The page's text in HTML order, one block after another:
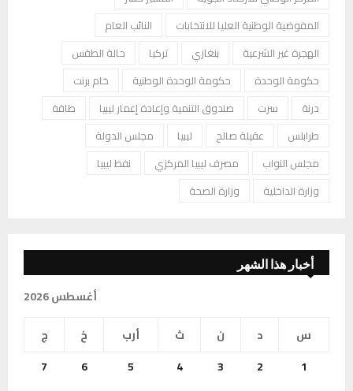
المفوضية الوطنية العليا للانتخابات
النائب العام
الهجرة غير الشرعية
بنغازي تركيا
حالة الطقس
حكومة الوحدة
حكومة الوحدة الوطنية
خام برنت
درنة
سرت صندوق التنمية وإعادة إعمار ليبيا
طاقة
طرابلس
عقيلة صالح ليبيا
مجلس الدولة
مجلس النواب
مصرف ليبيا المركزي
نفط ليبيا
وزارة الداخلية
وزارة الصحة
أخبار هذا الشهر
أغسطس 2026
س
د ن ث أرب خ
ج
1
2
3
4
5
6
7